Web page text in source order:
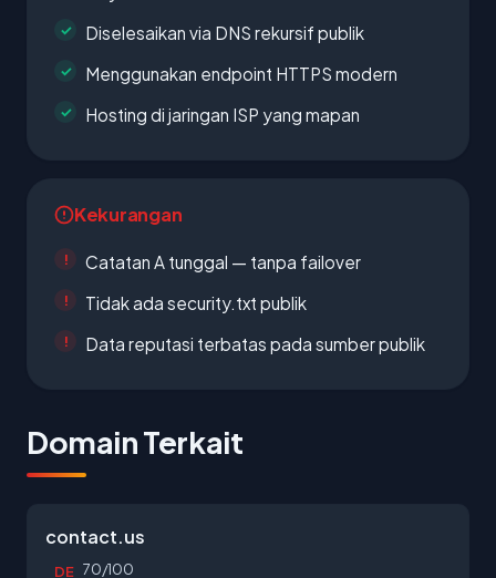
Diselesaikan via DNS rekursif publik
Menggunakan endpoint HTTPS modern
Hosting di jaringan ISP yang mapan
Kekurangan
Catatan A tunggal — tanpa failover
Tidak ada security.txt publik
Data reputasi terbatas pada sumber publik
Domain Terkait
contact.us
DE 70/100